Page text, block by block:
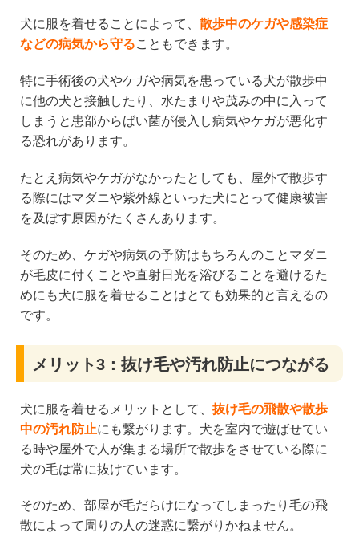
犬に服を着せることによって、 散歩中のケガや感染症
などの病気から守ることもできます。
特に手術後の犬やケガや病気を患っている犬が散歩中
に他の犬と接触したり、水たまりや茂みの中に入って
しまうと患部からばい菌が侵入し病気やケガが悪化す
る恐れがあります。
たとえ病気やケガがなかったとしても、屋外で散歩す
る際にはマダニや紫外線といった犬にとって健康被害
を及ぼす原因がたくさんあります。
そのため、ケガや病気の予防はもちろんのことマダニ
が毛皮に付くことや直射日光を浴びることを避けるた
めにも犬に服を着せることはとても効果的と言えるの
です。
メリット3：抜け毛や汚れ防止につながる
犬に服を着せるメリットとして、 抜け毛の飛散や散歩
中の汚れ防止にも繋がります。犬を室内で遊ばせてい
る時や屋外で人が集まる場所で散歩をさせている際に
犬の毛は常に抜けています。
そのため、部屋が毛だらけになってしまったり毛の飛
散によって周りの人の迷惑に繋がりかねません。